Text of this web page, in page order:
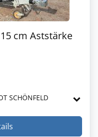
cm Aststärke
SCHÖNFELD